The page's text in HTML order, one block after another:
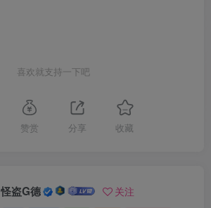
喜欢就支持一下吧
赞赏 分享 收藏
怪盗G德 关注